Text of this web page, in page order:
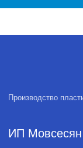
2026, А-Пластика
Почта